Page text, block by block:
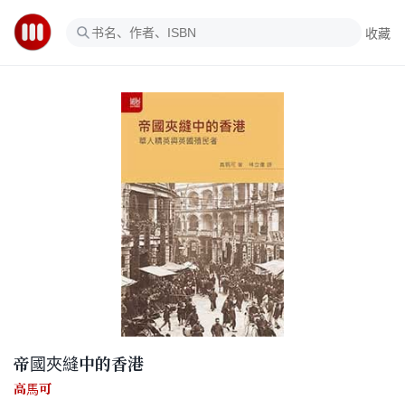
收藏
帝國夾縫中的香港
高馬可